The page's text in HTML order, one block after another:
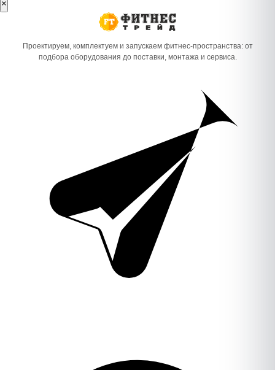
×
Проектируем, комплектуем и запускаем фитнес-пространства: от
подбора оборудования до поставки, монтажа и сервиса.